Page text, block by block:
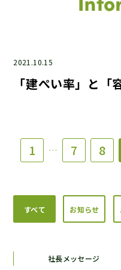
2021.10.15
「建ぺい率」と「
1 … 7 8
すべて お知らせ
社長メッセージ